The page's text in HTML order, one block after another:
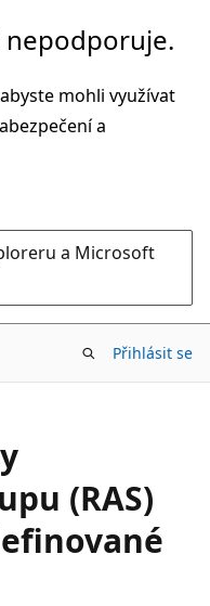
nepodporuje.
mohli využívat
a
a Microsoft
Přihlásit se
(RAS)